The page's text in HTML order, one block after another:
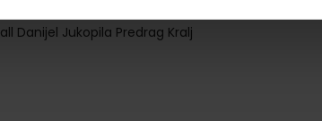
Danijel Jukopila Predrag Kralj